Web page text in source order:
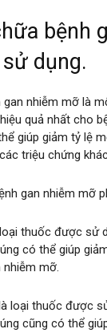
bệnh
dụng.
nhiễm mỡ là
quả nhất cho
giúp giảm tỷ lệ
triệu chứng
gan nhiễm mỡ
thuốc được sử
có thể giúp
nhiễm mỡ.
loại thuốc được
cũng có thể